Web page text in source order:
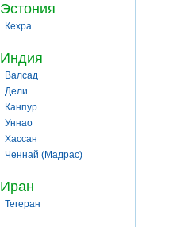
Эстония
Кехра
Индия
Валсад
Дели
Канпур
Уннао
Хассан
Ченнай (Мадрас)
Иран
Тегеран